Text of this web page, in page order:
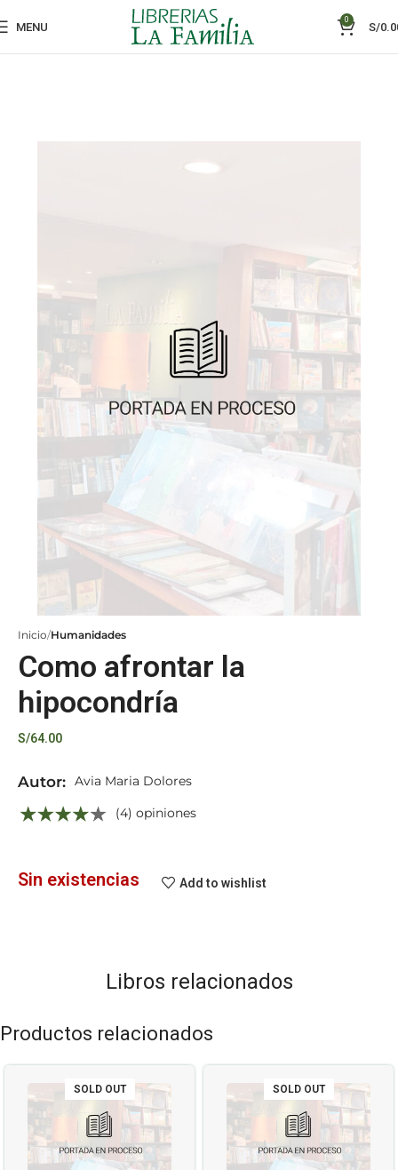
MENU
0
S/
Inicio Humanidades
Como afrontar la
hipocondría
S/64.00
Autor: Avia Maria Dolores
(4) opiniones
Sin existencias Add to wishlist
Libros relacionados
Productos relacionados
SOLD OUT SOLD OUT